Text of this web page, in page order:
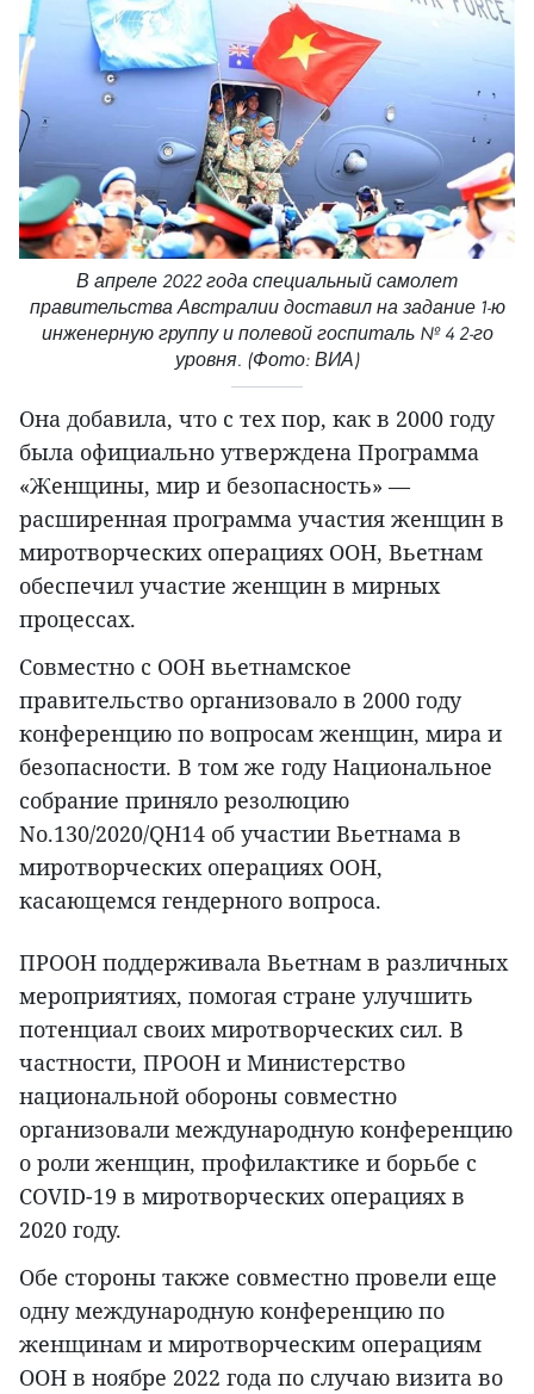
В апреле 2022 года специальный самолет
правительства Австралии доставил на задание 1-ю
инженерную группу и полевой госпиталь № 4 2-го
уровня. (Фото: ВИА)
Она добавила, что с тех пор, как в 2000 году
была официально утверждена Программа
«Женщины, мир и безопасность» —
расширенная программа участия женщин в
миротворческих операциях ООН, Вьетнам
обеспечил участие женщин в мирных
процессах.
Совместно с ООН вьетнамское
правительство организовало в 2000 году
конференцию по вопросам женщин, мира и
безопасности. В том же году Национальное
собрание приняло резолюцию
No.130/2020/QH14 об участии Вьетнама в
миротворческих операциях ООН,
касающемся гендерного вопроса.
ПРООН поддерживала Вьетнам в различных
мероприятиях, помогая стране улучшить
потенциал своих миротворческих сил. В
частности, ПРООН и Министерство
национальной обороны совместно
организовали международную конференцию
о роли женщин, профилактике и борьбе с
COVID-19 в миротворческих операциях в
2020 году.
Обе стороны также совместно провели еще
одну международную конференцию по
женщинам и миротворческим операциям
ООН в ноябре 2022 года по случаю визита во